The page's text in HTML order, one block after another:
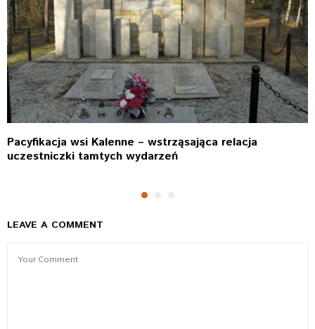
Pacyfikacja wsi Kalenne – wstrząsająca relacja
uczestniczki tamtych wydarzeń
LEAVE A COMMENT